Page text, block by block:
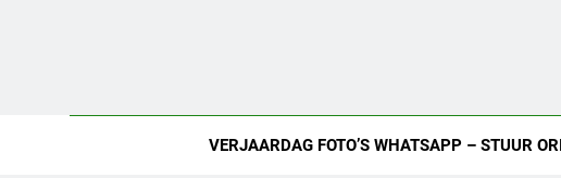
VERJAARDAG FOTO’S WHATSAPP – STUUR